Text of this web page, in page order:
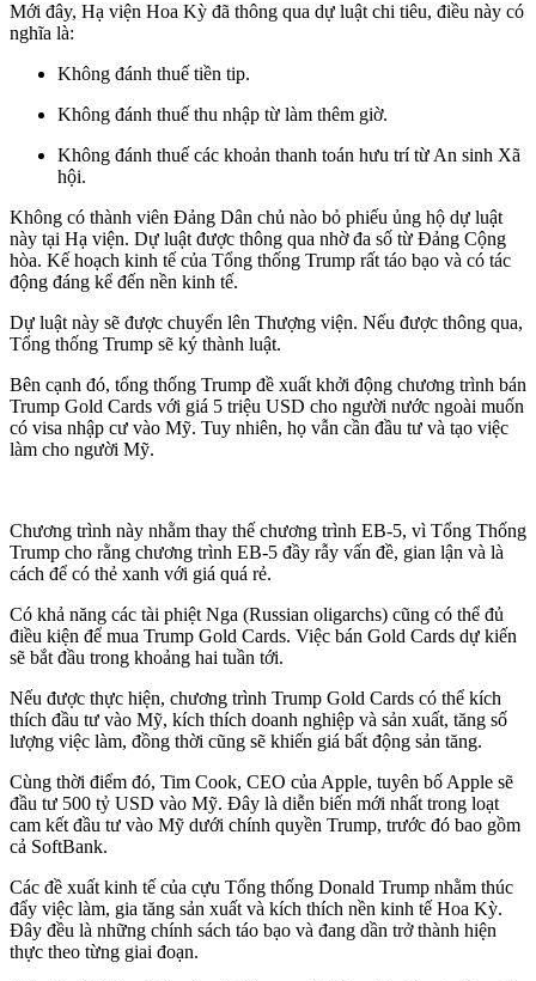
Mới đây, Hạ viện Hoa Kỳ đã thông qua dự luật chi tiêu, điều này có
nghĩa là:
Không đánh thuế tiền tip.
Không đánh thuế thu nhập từ làm thêm giờ.
Không đánh thuế các khoản thanh toán hưu trí từ An sinh Xã
hội.
Không có thành viên Đảng Dân chủ nào bỏ phiếu ủng hộ dự luật
này tại Hạ viện. Dự luật được thông qua nhờ đa số từ Đảng Cộng
hòa. Kế hoạch kinh tế của Tổng thống Trump rất táo bạo và có tác
động đáng kể đến nền kinh tế.
Dự luật này sẽ được chuyển lên Thượng viện. Nếu được thông qua,
Tổng thống Trump sẽ ký thành luật.
Bên cạnh đó, tổng thống Trump đề xuất khởi động chương trình bán
Trump Gold Cards với giá 5 triệu USD cho người nước ngoài muốn
có visa nhập cư vào Mỹ. Tuy nhiên, họ vẫn cần đầu tư và tạo việc
làm cho người Mỹ.
Chương trình này nhằm thay thế chương trình EB-5, vì Tổng Thống
Trump cho rằng chương trình EB-5 đầy rẫy vấn đề, gian lận và là
cách để có thẻ xanh với giá quá rẻ.
Có khả năng các tài phiệt Nga (Russian oligarchs) cũng có thể đủ
điều kiện để mua Trump Gold Cards. Việc bán Gold Cards dự kiến
sẽ bắt đầu trong khoảng hai tuần tới.
Nếu được thực hiện, chương trình Trump Gold Cards có thể kích
thích đầu tư vào Mỹ, kích thích doanh nghiệp và sản xuất, tăng số
lượng việc làm, đồng thời cũng sẽ khiến giá bất động sản tăng.
Cùng thời điểm đó, Tim Cook, CEO của Apple, tuyên bố Apple sẽ
đầu tư 500 tỷ USD vào Mỹ. Đây là diễn biến mới nhất trong loạt
cam kết đầu tư vào Mỹ dưới chính quyền Trump, trước đó bao gồm
cả SoftBank.
Các đề xuất kinh tế của cựu Tổng thống Donald Trump nhằm thúc
đẩy việc làm, gia tăng sản xuất và kích thích nền kinh tế Hoa Kỳ.
Đây đều là những chính sách táo bạo và đang dần trở thành hiện
thực theo từng giai đoạn.